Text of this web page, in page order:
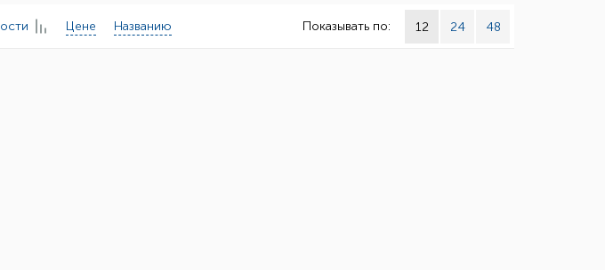
Цене Названию Показывать по: 12 24 48